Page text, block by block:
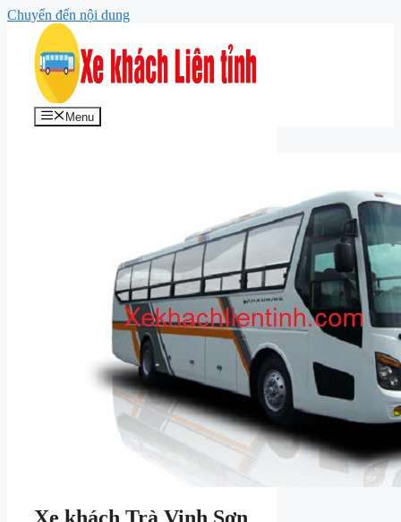
Chuyển đến nội dung
Menu